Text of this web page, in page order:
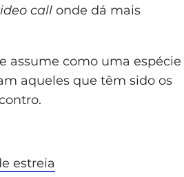
call onde dá mais
assume como uma espécie
aqueles que têm sido os
estreia